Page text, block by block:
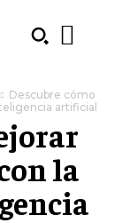
Descubre cómo
artificial
la